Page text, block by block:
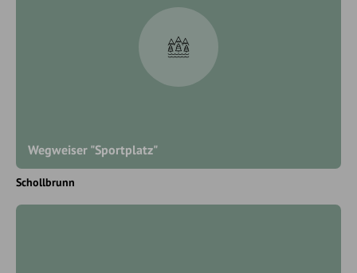
Wegweiser "Sportplatz"
Schollbrunn